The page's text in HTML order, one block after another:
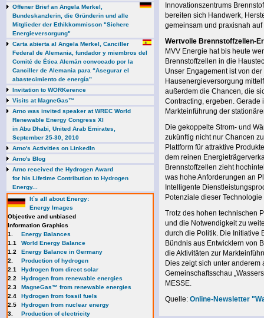
Offener Brief an Angela Merkel,
Bundeskanzlerin, die Gründerin und alle
Mitglieder der Ethikkommisson "Sichere
Energieversorgung"
Carta abierta al Angela Merkel, Canciller
Federal de Alemania, fundador y miembros del
Comité de Ética Alemán convocado por la
Canciller de Alemania para “Asegurar el
abastecimiento de energía”
Invitation to WORKerence
Visits at MagneGas™
Arno was invited speaker at WREC World
Renewable Energy Congress XI
in Abu Dhabi, United Arab Emirates,
September 25-30, 2010
Arno's Activities on LinkedIn
Arno's Blog
Arno received the Hydrogen Award
for his Lifetime Contribution to Hydrogen
Energy...
It`s all about Energy:
Energy Images
Objective and unbiased
Information Graphics
1.
Energy Balances
1.1
World Energy Balance
1.2
Energy Balance in Germany
2.
Production of hydrogen
2.1
Hydrogen from direct solar
2.2
Hydrogen from renewable energies
2.3
MagneGas™ from renewable energies
2.4
Hydrogen from fossil fuels
2.5
Hydrogen from nuclear energy
3.
Production of electricity
Innovationszentrums
bereiten sich Handwerk,
gemeinsam und praxisnah
Wertvolle Brennstoffzellen-
MVV Energie hat bis heute
Brennstoffzellen in die
Unser Engagement ist von
Hausenergieversorgung
außerdem die Chancen, die
Contracting, ergeben.
Markteinführung der
Die gekoppelte Strom- und
zukünftig nicht nur Chancen
Plattform für attraktive
dem reinen
Brennstoffzellen zieht
was hohe Anforderungen an
Intelligente
Potenziale dieser
Trotz des hohen technischen
und die Notwendigkeit zu
durch die Politik. Die Initiative
Bündnis aus Entwicklern von
die Aktivitäten zur
Dies zeigt sich unter anderem
Gemeinschaftsschau
MESSE.
Quelle: Online-Newsletter